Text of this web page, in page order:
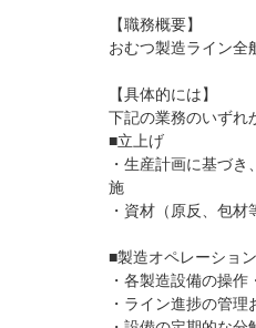
【職務概要】
おむつ製造ライン全
【具体的には】
下記の業務のいずれ
■立上げ
・生産計画に基づ
施
・資材（原反、包
■製造オペレーション
・各製造設備の操作
・ライン進捗の管